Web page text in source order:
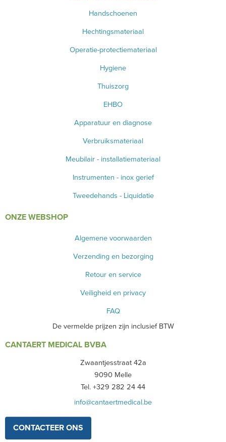
Handschoenen
Hechtingsmateriaal
Operatie-protectiemateriaal
Hygiene
Thuiszorg
EHBO
Apparatuur en diagnose
Verbruiksmateriaal
Meubilair - installatiemateriaal
Instrumenten - inox gerief
Tweedehands - Liquidatie
ONZE WEBSHOP
Algemene voorwaarden
Verzending en bezorging
Retour en service
Veiligheid en privacy
FAQ
De vermelde prijzen zijn inclusief BTW
CANTAERT MEDICAL BVBA
Zwaantjesstraat 42a
9090 Melle
Tel. +329 282 24 44
info@cantaertmedical.be
CONTACTEER ONS